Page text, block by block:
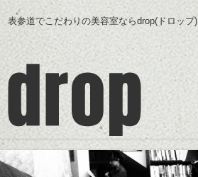
表参道でこだわりの美容室ならdrop(ドロップ)